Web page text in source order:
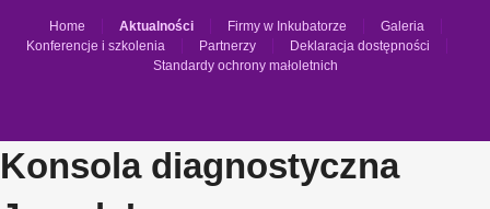
Home Aktualności Firmy w Inkubatorze
Galeria
Konferencje i szkolenia
Partnerzy
Deklaracja dostępności
Standardy ochrony małoletnich
Konsola diagnostyczna